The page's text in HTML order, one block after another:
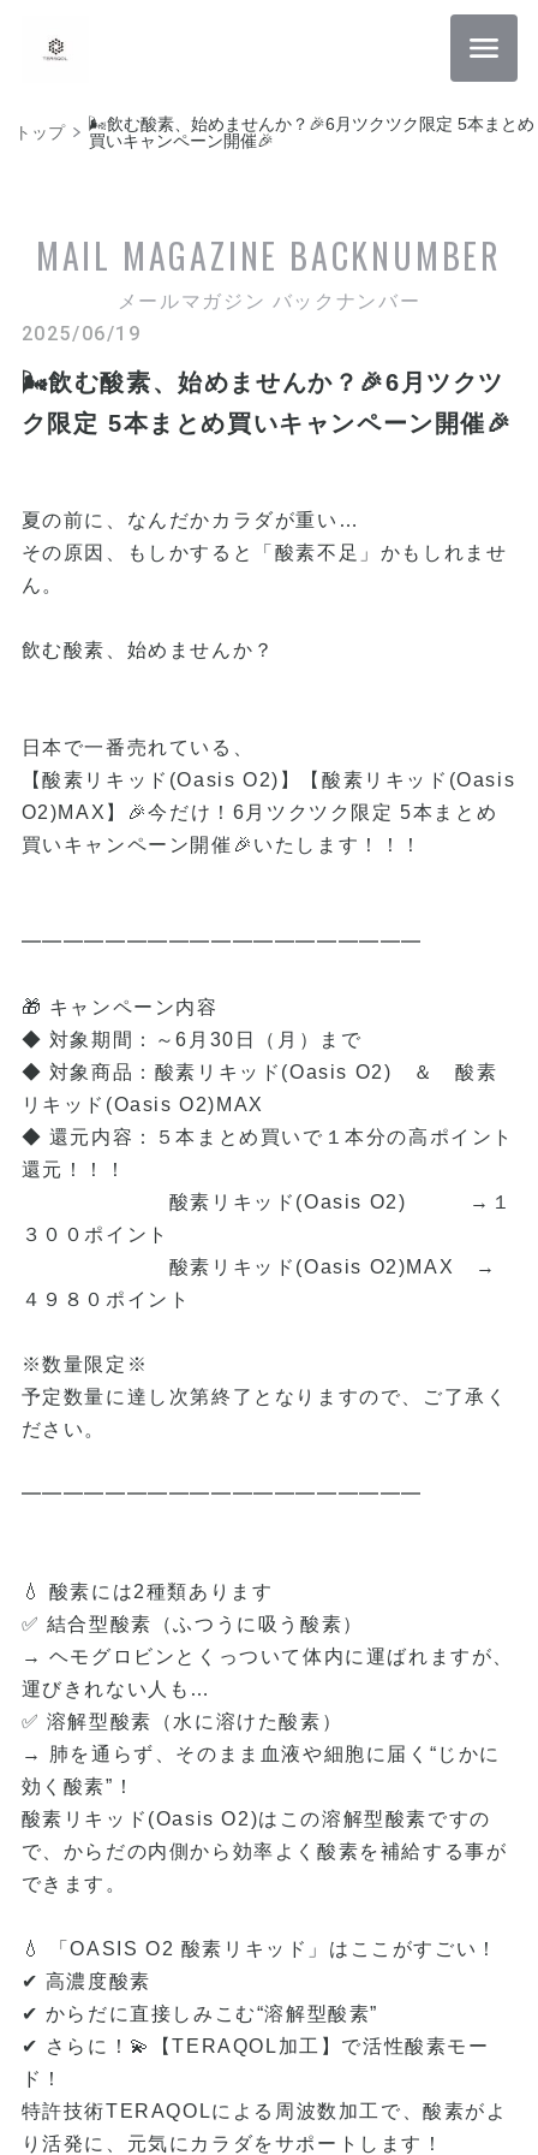
トップ
🌬️飲む酸素、始めませんか？🎉6月ツクツク限定 5本まとめ
買いキャンペーン開催🎉
MAIL MAGAZINE BACKNUMBER
メールマガジン バックナンバー
2025/06/19
🌬️飲む酸素、始めませんか？🎉6月ツクツ
ク限定 5本まとめ買いキャンペーン開催🎉
夏の前に、なんだかカラダが重い…
その原因、もしかすると「酸素不足」かもしれませ
ん。
飲む酸素、始めませんか？
日本で一番売れている、
【酸素リキッド(Oasis O2)】【酸素リキッド(Oasis
O2)MAX】🎉今だけ！6月ツクツク限定 5本まとめ
買いキャンペーン開催🎉いたします！！！
━━━━━━━━━━━━━━━━━━━
🎁 キャンペーン内容
◆ 対象期間：～6月30日（月）まで
◆ 対象商品：酸素リキッド(Oasis O2) ＆ 酸素
リキッド(Oasis O2)MAX
◆ 還元内容：５本まとめ買いで１本分の高ポイント
還元！！！
酸素リキッド(Oasis O2) →１
３００ポイント
酸素リキッド(Oasis O2)MAX →
４９８０ポイント
※数量限定※
予定数量に達し次第終了となりますので、ご了承く
ださい。
━━━━━━━━━━━━━━━━━━━
💧 酸素には2種類あります
✅ 結合型酸素（ふつうに吸う酸素）
→ ヘモグロビンとくっついて体内に運ばれますが、
運びきれない人も…
✅ 溶解型酸素（水に溶けた酸素）
→ 肺を通らず、そのまま血液や細胞に届く“じかに
効く酸素”！
酸素リキッド(Oasis O2)はこの溶解型酸素ですの
で、からだの内側から効率よく酸素を補給する事が
できます。
💧 「OASIS O2 酸素リキッド」はここがすごい！
✔ 高濃度酸素
✔ からだに直接しみこむ“溶解型酸素”
✔ さらに！💫【TERAQOL加工】で活性酸素モー
ド！
特許技術TERAQOLによる周波数加工で、酸素がよ
り活発に、元気にカラダをサポートします！